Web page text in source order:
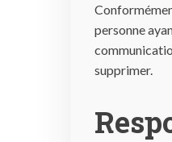
personne
supprimer.